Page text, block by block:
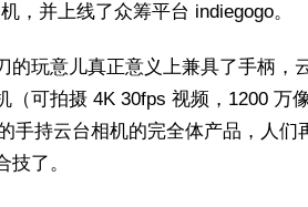
，并上线了众筹平台 indiegogo。
的玩意儿真正意义上兼具了手柄，
（可拍摄 4K 30fps 视频，1200 万
手持云台相机的完全体产品，人们
了。